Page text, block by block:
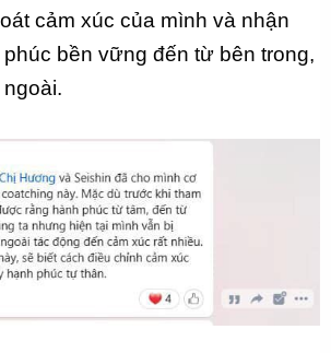
cảm xúc của mình và nhận
bền vững đến từ bên trong,